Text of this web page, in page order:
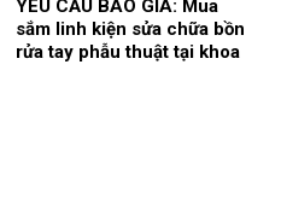
YÊU CẦU BÁO GIÁ: Mua
sắm linh kiện sửa chữa bồn
rửa tay phẫu thuật tại khoa